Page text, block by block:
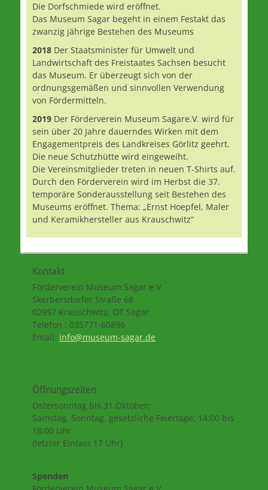
Die Dorfschmiede wird eröffnet.
Das Museum Sagar begeht in einem Festakt das
zwanzig jährige Bestehen des Museums
2018 Der Staatsminister für Umwelt und
Landwirtschaft des Freistaates Sachsen besucht
das Museum. Er überzeugt sich von der
ordnungsgemäßen und sinnvollen Verwendung
von Fördermitteln.
2019 Der Förderverein Museum Sagare.V. wird für
sein über 20 Jahre dauerndes Wirken mit dem
Engagementpreis des Landkreises Görlitz geehrt.
Die neue Schutzhütte wird eingeweiht.
Die Vereinsmitglieder treten in neuen T-Shirts auf.
Durch den Förderverein wird im Herbst die 37.
temporäre Sonderausstellung seit Bestehen des
Museums eröffnet. Thema: „Ernst Hoepfel, Maler
und Keramikhersteller aus Krauschwitz“
Kontakt
Förderverein Museum Sagar e.V.
Skerbersdorfer Straße 68
02957 Krauschwitz, OT Sagar
Telefon : 035771-60896
Email: info@museum-sagar.de
Öffnungszeiten
Ostersonntag bis 31.Oktober:
Samstag, Sonntag, gesetzliche Feiertage: 14:00 bis
18:00 Uhr
(letzter Einlass 17 Uhr)
Spenden